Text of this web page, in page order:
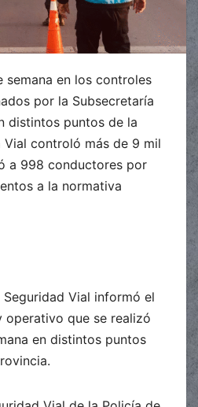
semana en los controles
por la Subsecretaría
distintos puntos de la
Vial controló más de 9 mil
a 998 conductores por
a la normativa
Vial informó el
que se realizó
en distintos puntos